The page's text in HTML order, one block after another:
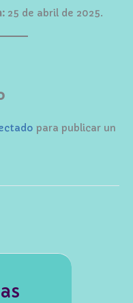
25 de abril de 2025.
para publicar un